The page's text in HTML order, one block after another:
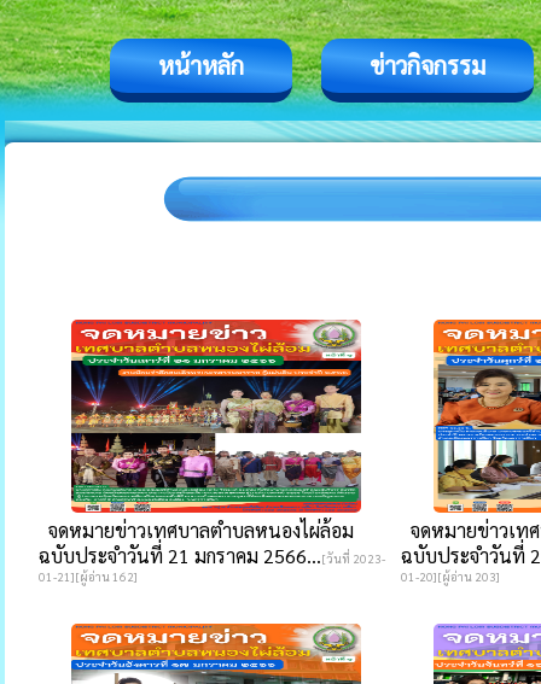
หน้าหลัก ข่าวกิจกรรม
จดหมายข่าวเทศบาลตำบลหนองไผ่ล้อม
ฉบับประจำวันที่ 21 มกราคม 2566...[วันที่ 2023-
01-21][ผู้อ่าน 162]
จดหมายข่าวเท
ฉบับประจำวันที่
01-20][ผู้อ่าน 203]